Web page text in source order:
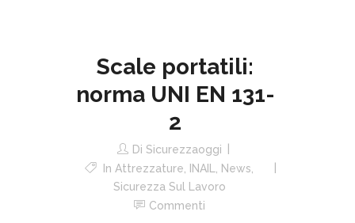
Scale portatili:
norma UNI EN 131-
2
Di Sicurezzaoggi
In Attrezzature INAIL News
Sicurezza Sul Lavoro
Commenti